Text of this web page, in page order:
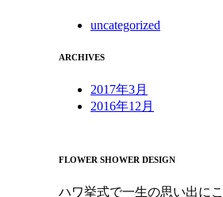
uncategorized
ARCHIVES
2017年3月
2016年12月
FLOWER SHOWER DESIGN
ハワ挙式で一生の思い出に